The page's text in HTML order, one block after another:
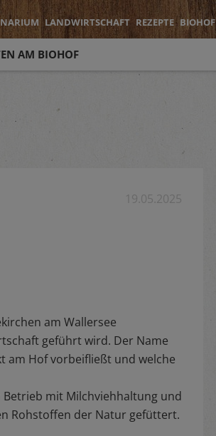
LANDWIRTSCHAFT REZEPTE BIOHOF
AM BIOHOF
19.05.2025
am Wallersee
geführt wird. Der Name
am Hof vorbeifließt und welche
mit Milchviehhaltung und
Rohstoffen der Natur gefüttert.